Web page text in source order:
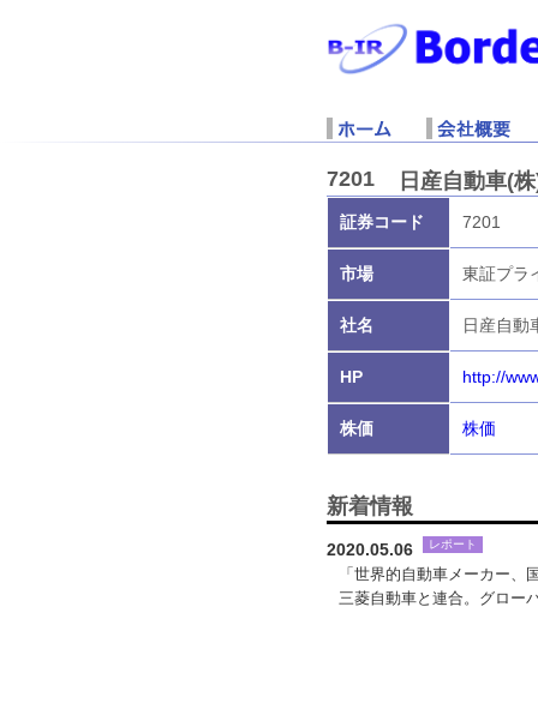
7201 日産自動車(
証券コード 7201
市場 東証プラ
社名 日産自動
HP http://
株価 株価
新着情報
2020.05.06 レポート
「世界的自動車メーカー
三菱自動車と連合。グロー